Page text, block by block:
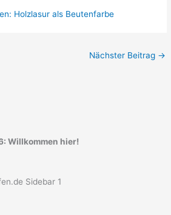
Holzlasur als Beutenfarbe
Nächster Beitrag →
Willkommen hier!